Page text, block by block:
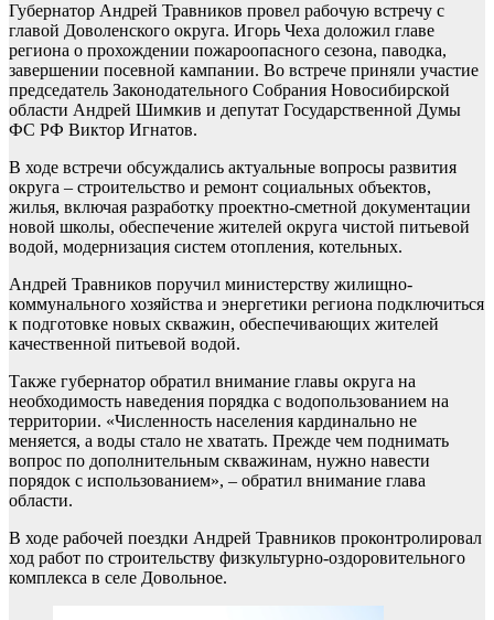
Губернатор Андрей Травников провел рабочую встречу с
главой Доволенского округа. Игорь Чеха доложил главе
региона о прохождении пожароопасного сезона, паводка,
завершении посевной кампании. Во встрече приняли участие
председатель Законодательного Собрания Новосибирской
области Андрей Шимкив и депутат Государственной Думы
ФС РФ Виктор Игнатов.
В ходе встречи обсуждались актуальные вопросы развития
округа – строительство и ремонт социальных объектов,
жилья, включая разработку проектно-сметной документации
новой школы, обеспечение жителей округа чистой питьевой
водой, модернизация систем отопления, котельных.
Андрей Травников поручил министерству жилищно-
коммунального хозяйства и энергетики региона подключиться
к подготовке новых скважин, обеспечивающих жителей
качественной питьевой водой.
Также губернатор обратил внимание главы округа на
необходимость наведения порядка с водопользованием на
территории. «Численность населения кардинально не
меняется, а воды стало не хватать. Прежде чем поднимать
вопрос по дополнительным скважинам, нужно навести
порядок с использованием», – обратил внимание глава
области.
В ходе рабочей поездки Андрей Травников проконтролировал
ход работ по строительству физкультурно-оздоровительного
комплекса в селе Довольное.